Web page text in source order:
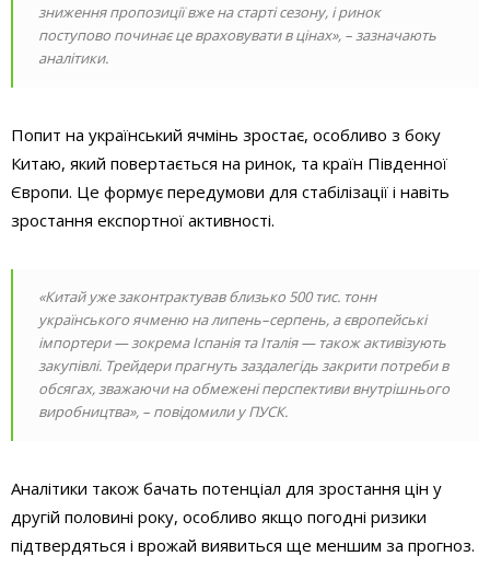
зниження пропозиції вже на старті сезону, і ринок
поступово починає це враховувати в цінах», – зазначають
аналітики.
Попит на український ячмінь зростає, особливо з боку
Китаю, який повертається на ринок, та країн Південної
Європи. Це формує передумови для стабілізації і навіть
зростання експортної активності.
«Китай уже законтрактував близько 500 тис. тонн
українського ячменю на липень–серпень, а європейські
імпортери — зокрема Іспанія та Італія — також активізують
закупівлі. Трейдери прагнуть заздалегідь закрити потреби в
обсягах, зважаючи на обмежені перспективи внутрішнього
виробництва», – повідомили у ПУСК.
Аналітики також бачать потенціал для зростання цін у
другій половині року, особливо якщо погодні ризики
підтвердяться і врожай виявиться ще меншим за прогноз.